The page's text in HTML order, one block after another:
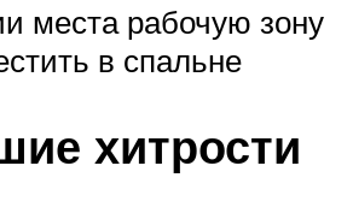
места рабочую зону
в спальне
хитрости